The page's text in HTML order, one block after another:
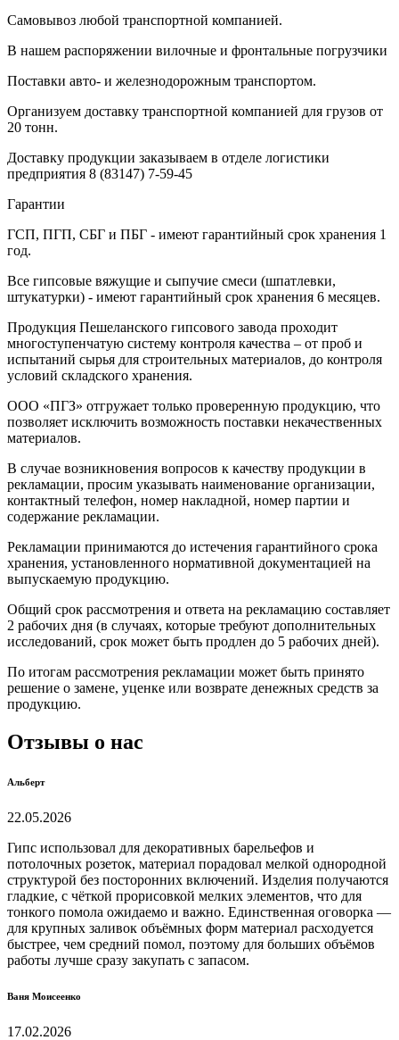
Самовывоз любой транспортной компанией.
В нашем распоряжении вилочные и фронтальные погрузчики
Поставки авто- и железнодорожным транспортом.
Организуем доставку транспортной компанией для грузов от
20 тонн.
Доставку продукции заказываем в отделе логистики
предприятия 8 (83147) 7-59-45
Гарантии
ГСП, ПГП, СБГ и ПБГ - имеют гарантийный срок хранения 1
год.
Все гипсовые вяжущие и сыпучие смеси (шпатлевки,
штукатурки) - имеют гарантийный срок хранения 6 месяцев.
Продукция Пешеланского гипсового завода проходит
многоступенчатую систему контроля качества – от проб и
испытаний сырья для строительных материалов, до контроля
условий складского хранения.
ООО «ПГЗ» отгружает только проверенную продукцию, что
позволяет исключить возможность поставки некачественных
материалов.
В случае возникновения вопросов к качеству продукции в
рекламации, просим указывать наименование организации,
контактный телефон, номер накладной, номер партии и
содержание рекламации.
Рекламации принимаются до истечения гарантийного срока
хранения, установленного нормативной документацией на
выпускаемую продукцию.
Общий срок рассмотрения и ответа на рекламацию составляет
2 рабочих дня (в случаях, которые требуют дополнительных
исследований, срок может быть продлен до 5 рабочих дней).
По итогам рассмотрения рекламации может быть принято
решение о замене, уценке или возврате денежных средств за
продукцию.
Отзывы о нас
Альберт
22.05.2026
Гипс использовал для декоративных барельефов и
потолочных розеток, материал порадовал мелкой однородной
структурой без посторонних включений. Изделия получаются
гладкие, с чёткой прорисовкой мелких элементов, что для
тонкого помола ожидаемо и важно. Единственная оговорка —
для крупных заливок объёмных форм материал расходуется
быстрее, чем средний помол, поэтому для больших объёмов
работы лучше сразу закупать с запасом.
Ваня Моисеенко
17.02.2026